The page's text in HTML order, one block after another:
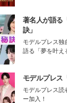
著名人が語る
訣」
モデルプレス
語る「夢を叶え
モデルプレス
モデルプレス読
ー加入！